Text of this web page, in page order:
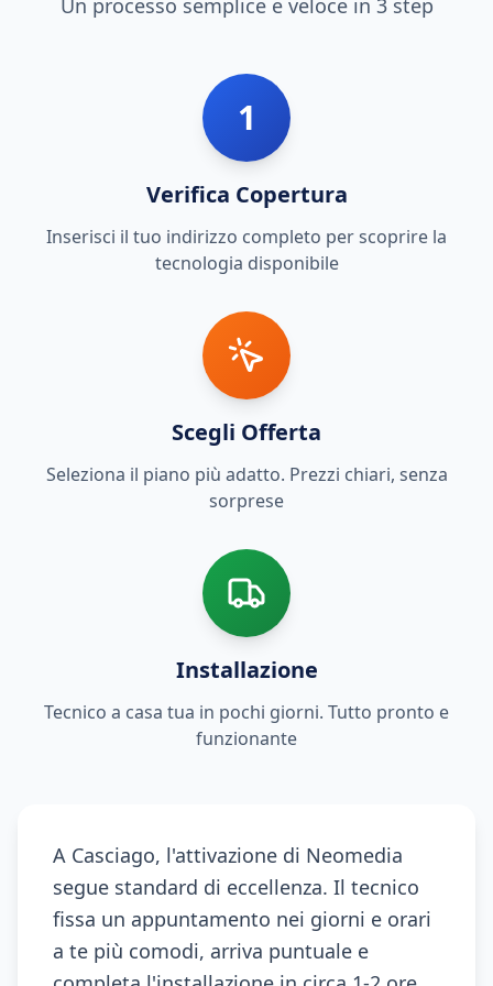
Un processo semplice e veloce in 3 step
1
Verifica Copertura
Inserisci il tuo indirizzo completo per scoprire la
tecnologia disponibile
Scegli Offerta
Seleziona il piano più adatto. Prezzi chiari, senza
sorprese
Installazione
Tecnico a casa tua in pochi giorni. Tutto pronto e
funzionante
A Casciago, l'attivazione di Neomedia
segue standard di eccellenza. Il tecnico
fissa un appuntamento nei giorni e orari
a te più comodi, arriva puntuale e